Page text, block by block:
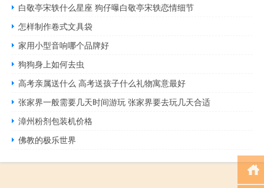
白敬亭宋轶什么星座 狗仔曝白敬亭宋轶恋情细节
怎样制作卷式文具袋
家用小型音响哪个品牌好
狗狗身上如何去虫
高考亲属送什么 高考送孩子什么礼物寓意最好
张家界一般需要几天时间游玩 张家界要去玩几天合适
漳州粉剂包装机价格
佛教的极乐世界